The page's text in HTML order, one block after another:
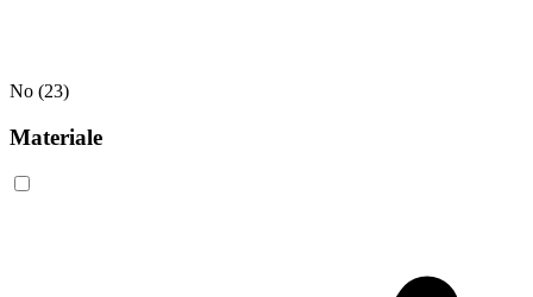
No (23)
Materiale